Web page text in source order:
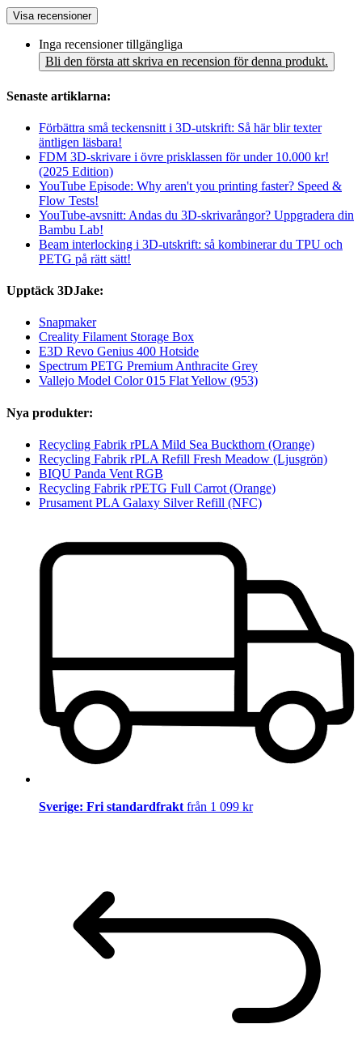
Visa recensioner
Inga recensioner tillgängliga
Bli den första att skriva en recension för denna produkt.
Senaste artiklarna:
Förbättra små teckensnitt i 3D-utskrift: Så här blir texter
äntligen läsbara!
FDM 3D-skrivare i övre prisklassen för under 10.000 kr!
(2025 Edition)
YouTube Episode: Why aren't you printing faster? Speed &
Flow Tests!
YouTube-avsnitt: Andas du 3D-skrivarångor? Uppgradera din
Bambu Lab!
Beam interlocking i 3D-utskrift: så kombinerar du TPU och
PETG på rätt sätt!
Upptäck 3DJake:
Snapmaker
Creality Filament Storage Box
E3D Revo Genius 400 Hotside
Spectrum PETG Premium Anthracite Grey
Vallejo Model Color 015 Flat Yellow (953)
Nya produkter:
Recycling Fabrik rPLA Mild Sea Buckthorn (Orange)
Recycling Fabrik rPLA Refill Fresh Meadow (Ljusgrön)
BIQU Panda Vent RGB
Recycling Fabrik rPETG Full Carrot (Orange)
Prusament PLA Galaxy Silver Refill (NFC)
Sverige: Fri standardfrakt från 1 099 kr